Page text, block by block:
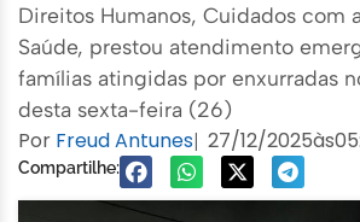
Direitos Humanos, Cuidados com
Saúde, prestou atendimento
famílias atingidas por enxurradas
desta sexta-feira (26)
Por Freud Antunes| 27/12/2025às
Compartilhe: